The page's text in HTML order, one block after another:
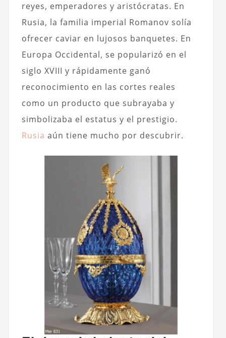
reyes, emperadores y aristócratas. En
Rusia, la familia imperial Romanov solía
ofrecer caviar en lujosos banquetes. En
Europa Occidental, se popularizó en el
siglo XVIII y rápidamente ganó
reconocimiento en las cortes reales
como un producto que subrayaba y
simbolizaba el estatus y el prestigio.
Rusia aún tiene mucho por descubrir.